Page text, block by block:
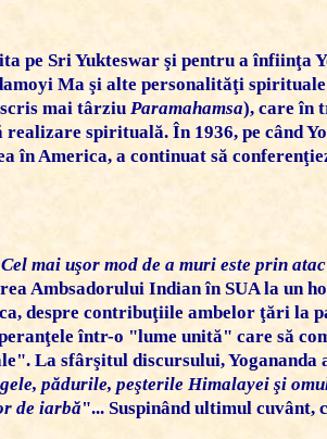
pe Sri Yukteswar şi pentru a înfiinţa
Ma şi alte personalităţi
mai târziu Paramahamsa), care în
spirituală. În 1936, pe când
în America, a continuat să
Cel mai uşor mod de a muri este prin
Ambsadorului Indian în SUA la un
despre contribuţiile ambelor ţări la
într-o "lume unită" care să
La sfârşitul discursului, Yogananda
pădurile, peşterile Himalayei şi
de iarbă"... Suspinând ultimul cuvânt,